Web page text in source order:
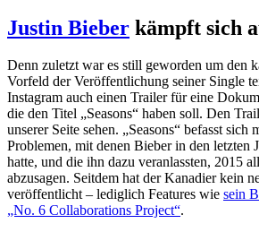
Justin Bieber kämpft sich
Denn zuletzt war es still geworden um den
Vorfeld der Veröffentlichung seiner Single
Instagram auch einen Trailer für eine
die den Titel „Seasons“ haben soll. Den
unserer Seite sehen. „Seasons“ befasst sich
Problemen, mit denen Bieber in den letzten
hatte, und die ihn dazu veranlassten, 2015
abzusagen. Seitdem hat der Kanadier kein
veröffentlicht – lediglich Features wie sein
„No. 6 Collaborations Project“.